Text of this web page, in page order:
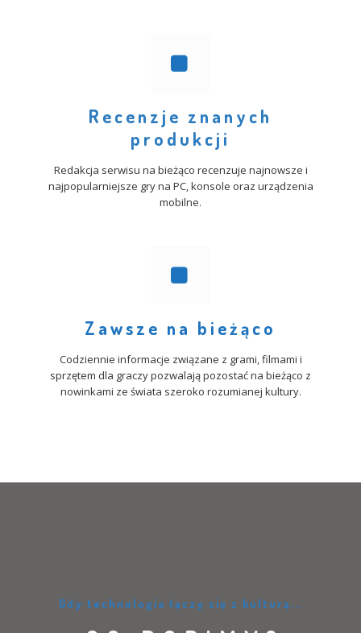
Recenzje znanych
produkcji
Redakcja serwisu na bieżąco recenzuje najnowsze i
najpopularniejsze gry na PC, konsole oraz urządzenia
mobilne.
Zawsze na bieżąco
Codziennie informacje związane z grami, filmami i
sprzętem dla graczy pozwalają pozostać na bieżąco z
nowinkami ze świata szeroko rozumianej kultury.
Gdy technologia łączy się z kulturą...